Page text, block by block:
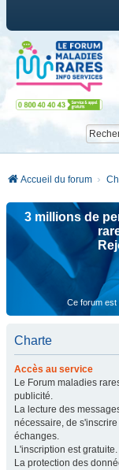
Accueil du forum
3 millions de
Ce forum est
Charte
Accès au service
Le Forum maladies
publicité.
La lecture des
nécessaire, de
échanges.
L'inscription est
La protection des